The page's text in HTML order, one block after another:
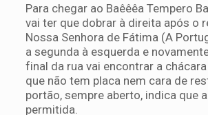
Para chegar ao Baêêêa Tempero
vai ter que dobrar à direita após o
Nossa Senhora de Fátima (A
a segunda à esquerda e
final da rua vai encontrar a
que não tem placa nem cara de
portão, sempre aberto, indica que
permitida.